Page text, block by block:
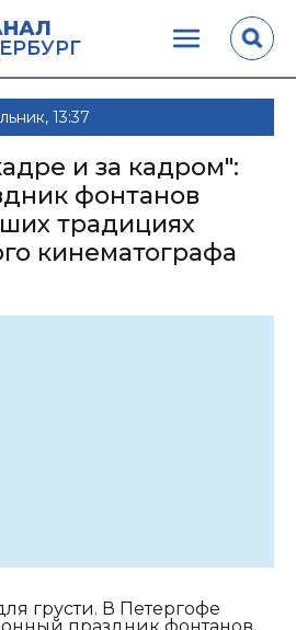
13:37
и за кадром":
фонтанов
традициях
кинематографа
грусти. В Петергофе
праздник фонтанов.